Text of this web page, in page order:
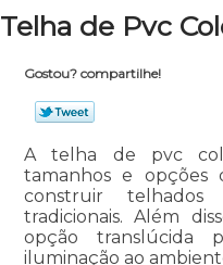
Telha de Pvc
Gostou? compartilhe!
A telha de pvc
tamanhos e
construir
tradicionais. Além
opção translúcida
iluminação ao